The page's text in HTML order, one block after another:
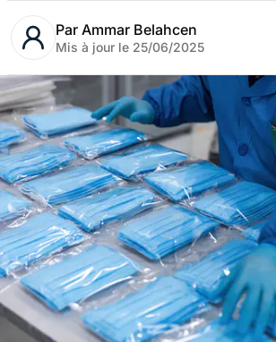
Par Ammar Belahcen
Mis à jour le 25/06/2025